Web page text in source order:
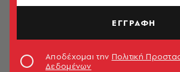
ΕΓΓΡΑΦΗ
Αποδέχομαι την Πολιτική
Δεδομένων